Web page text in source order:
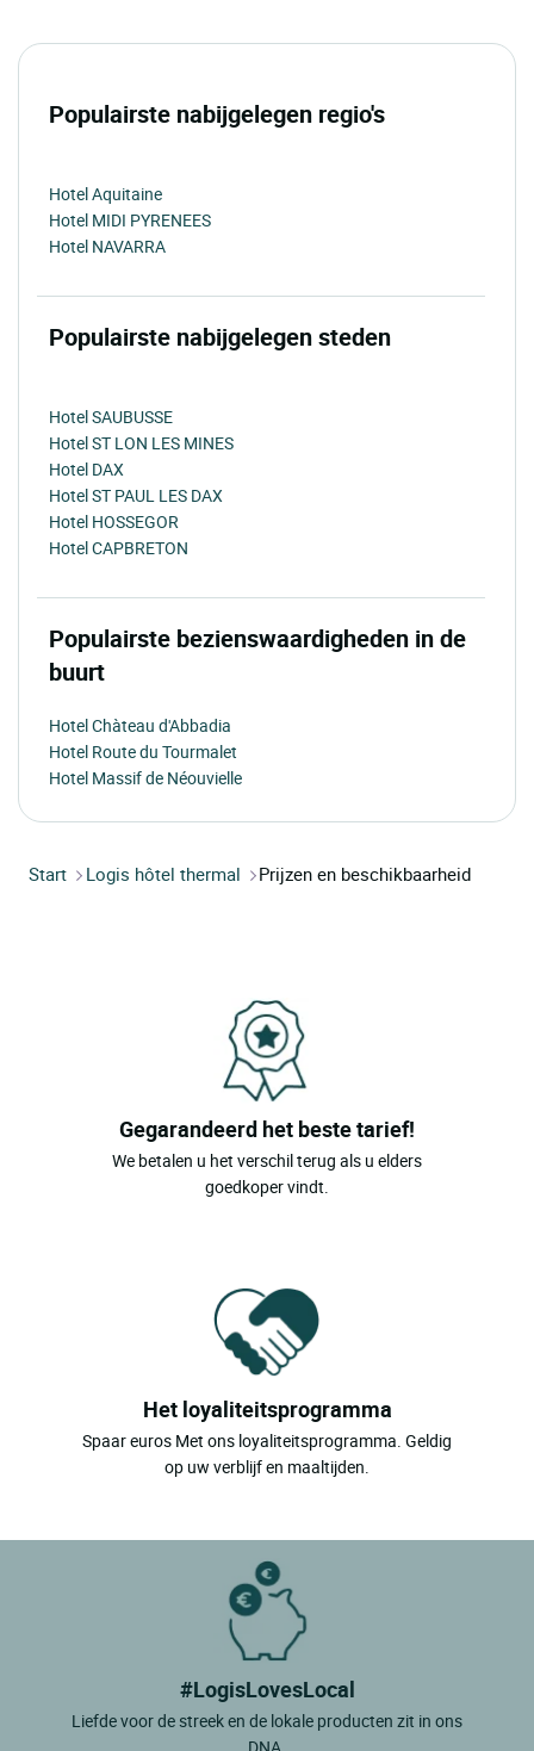
Populairste nabijgelegen regio's
Hotel Aquitaine
Hotel MIDI PYRENEES
Hotel NAVARRA
Populairste nabijgelegen steden
Hotel SAUBUSSE
Hotel ST LON LES MINES
Hotel DAX
Hotel ST PAUL LES DAX
Hotel HOSSEGOR
Hotel CAPBRETON
Populairste bezienswaardigheden in de
buurt
Hotel Chàteau d'Abbadia
Hotel Route du Tourmalet
Hotel Massif de Néouvielle
Start Logis hôtel thermal Prijzen en beschikbaarheid
Gegarandeerd het beste tarief!
We betalen u het verschil terug als u elders
goedkoper vindt.
Het loyaliteitsprogramma
Spaar euros Met ons loyaliteitsprogramma. Geldig
op uw verblijf en maaltijden.
#LogisLovesLocal
Liefde voor de streek en de lokale producten zit in ons